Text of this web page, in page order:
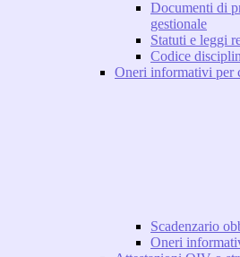
Documenti di
gestionale
Statuti e leggi
Codice
Oneri informativi per
Scadenzario
Oneri